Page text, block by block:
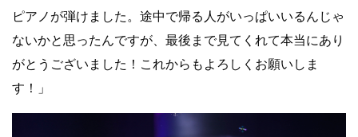
ピアノが弾けました。途中で帰る人がいっぱいいるんじゃ
ないかと思ったんですが、最後まで見てくれて本当にあり
がとうございました！これからもよろしくお願いしま
す！」